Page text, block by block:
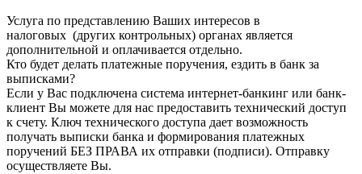
Услуга по представлению Ваших интересов в
налоговых (других контрольных) органах является
дополнительной и оплачивается отдельно.
Кто будет делать платежные поручения, ездить в банк за
выписками?
Если у Вас подключена система интернет-банкинг или банк-
клиент Вы можете для нас предоставить технический доступ
к счету. Ключ технического доступа дает возможность
получать выписки банка и формирования платежных
поручений БЕЗ ПРАВА их отправки (подписи). Отправку
осуществляете Вы.